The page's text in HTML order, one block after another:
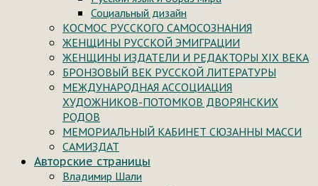
Социальный дизайн
КОСМОС РУССКОГО САМОСОЗНАНИЯ
ЖЕНЩИНЫ РУССКОЙ ЭМИГРАЦИИ
ЖЕНЩИНЫ ИЗДАТЕЛИ И РЕДАКТОРЫ XIX ВЕКА
БРОНЗОВЫЙ ВЕК РУССКОЙ ЛИТЕРАТУРЫ
МЕЖДУНАРОДНАЯ АССОЦИАЦИЯ
ХУДОЖНИКОВ-ПОТОМКОВ ДВОРЯНСКИХ
РОДОВ
МЕМОРИАЛЬНЫЙ КАБИНЕТ СЮЗАННЫ МАССИ
САМИЗДАТ
Авторские страницы
Владимир Шали